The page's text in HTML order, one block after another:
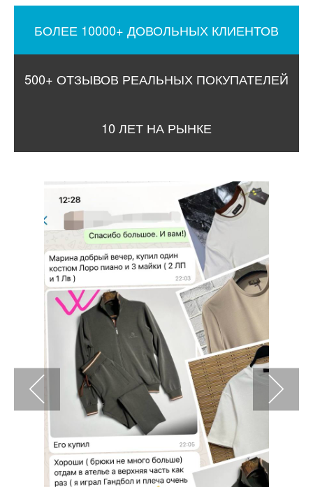
БОЛЕЕ 10000+ ДОВОЛЬНЫХ КЛИЕНТОВ
500+ ОТЗЫВОВ РЕАЛЬНЫХ ПОКУПАТЕЛЕЙ
10 ЛЕТ НА РЫНКЕ